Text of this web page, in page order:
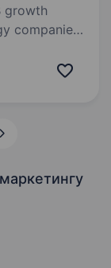
growth
companies